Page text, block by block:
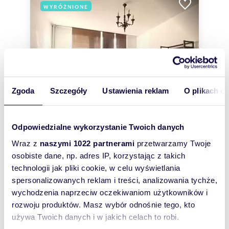
Zgoda Szczegóły Ustawienia reklam O plikach
Odpowiedzialne wykorzystanie Twoich danych
Wraz z naszymi 1022 partnerami przetwarzamy Twoje
osobiste dane, np. adres IP, korzystając z takich
technologii jak pliki cookie, w celu wyświetlania
spersonalizowanych reklam i treści, analizowania tychże,
wychodzenia naprzeciw oczekiwaniom użytkowników i
rozwoju produktów. Masz wybór odnośnie tego, kto
używa Twoich danych i w jakich celach to robi.
WYRÓŻNIONE
46,60m2 3 16 288zł/m2
Mieszkanie 46,6 m² na Mokotowie, do
remontu - polecam!
759 000 zł
mieszkanie Warszawa, Mokotów, Sadyba,
Sobieskiego
759 000 PLN | 3 pokoje | balkon | piwnica | księga